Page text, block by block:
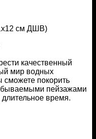
см ДШВ)
качественный
мир водных
покорить
пейзажами
время.